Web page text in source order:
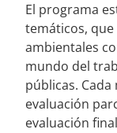
El programa
temáticos,
ambientales
mundo del
públicas.
evaluación
evaluación